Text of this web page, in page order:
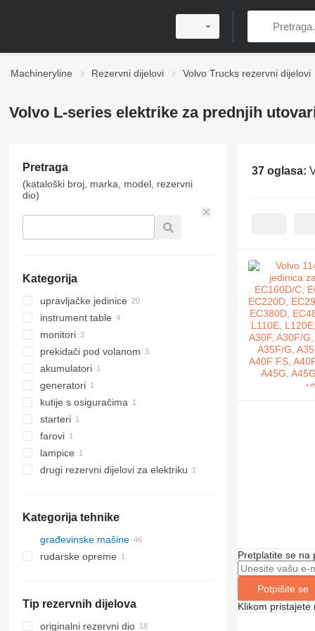
Machineryline Rezervni dijelovi Volvo Trucks rezervni dijelovi
Volvo L-series elektrike za prednjih
Pretraga
(kataloški broj, marka, model, rezervni
dio)
Kategorija
upravljačke jedinice
instrument table
monitori
prekidači pod volanom
akumulatori
generatori
kutije s osiguračima
starteri
farovi
lampice
drugi rezervni dijelovi za elektriku
Kategorija tehnike
građevinske mašine
bageri
rudarske opreme
Tip rezervnih dijelova
originalni rezervni dio
37 oglasa:
Pretplatite se na
Potpišite se
Klikom pristajete